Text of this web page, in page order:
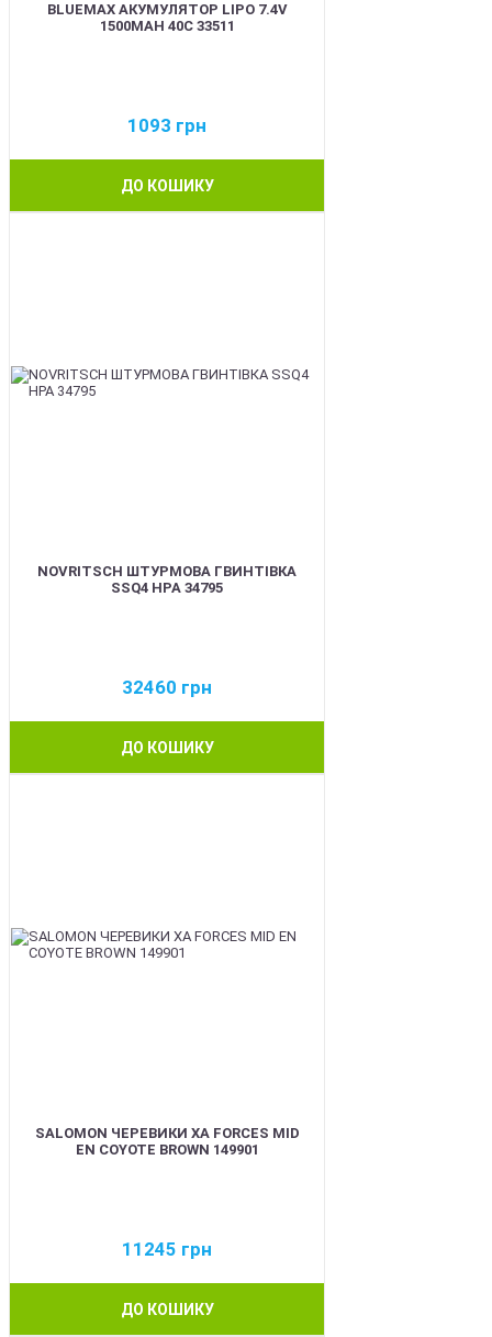
BLUEMAX АКУМУЛЯТОР LIPO 7.4V
1500MAH 40C 33511
1093 грн
ДО КОШИКУ
NOVRITSCH ШТУРМОВА ГВИНТІВКА
SSQ4 HPA 34795
32460 грн
ДО КОШИКУ
SALOMON ЧЕРЕВИКИ XA FORCES MID
EN COYOTE BROWN 149901
11245 грн
ДО КОШИКУ